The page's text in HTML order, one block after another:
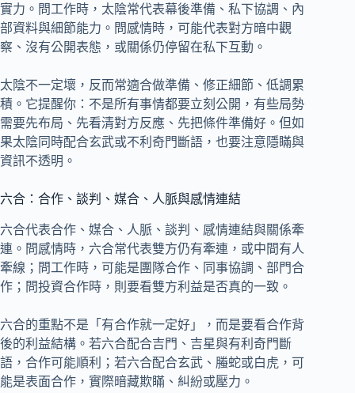
實力。問工作時，太陰常代表幕後準備、私下協調、內
部資料與細節能力。問感情時，可能代表對方暗中觀
察、沒有公開表態，或關係仍停留在私下互動。
太陰不一定壞，反而常適合做準備、修正細節、低調累
積。它提醒你：不是所有事情都要立刻公開，有些局勢
需要先布局、先看清對方反應、先把條件準備好。但如
果太陰同時配合玄武或不利奇門斷語，也要注意隱瞞與
資訊不透明。
六合：合作、談判、媒合、人脈與感情連結
六合代表合作、媒合、人脈、談判、感情連結與關係牽
連。問感情時，六合常代表雙方仍有牽連，或中間有人
牽線；問工作時，可能是團隊合作、同事協調、部門合
作；問投資合作時，則要看雙方利益是否真的一致。
六合的重點不是「有合作就一定好」，而是要看合作背
後的利益結構。若六合配合吉門、吉星與有利奇門斷
語，合作可能順利；若六合配合玄武、螣蛇或白虎，可
能是表面合作，實際暗藏欺瞞、糾紛或壓力。